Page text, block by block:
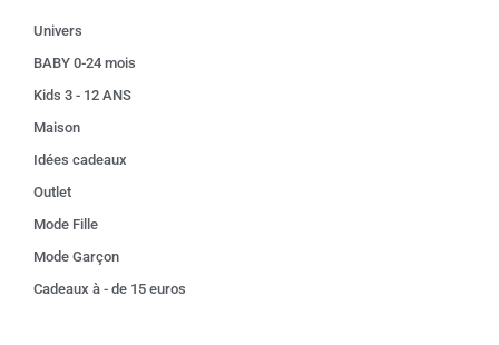
Univers
BABY 0-24 mois
Kids 3 - 12 ANS
Maison
Idées cadeaux
Outlet
Mode Fille
Mode Garçon
Cadeaux à - de 15 euros